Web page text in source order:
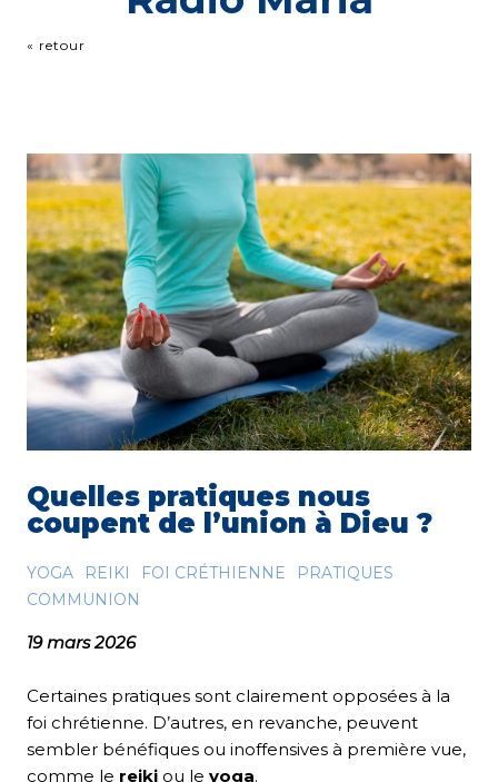
« retour
Quelles pratiques nous
coupent de l’union à Dieu ?
YOGA REIKI FOI CRÉTHIENNE
PRATIQUES
COMMUNION
19 mars 2026
Certaines pratiques sont clairement opposées à la
foi chrétienne. D’autres, en revanche, peuvent
sembler bénéfiques ou inoffensives à première vue,
comme le reiki ou le yoga.